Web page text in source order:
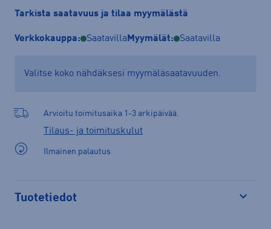
Tarkista saatavuus ja tilaa myymälästä
Verkkokauppa: Saatavilla Myymälät: Saatavilla
Valitse koko nähdäksesi myymäläsaatavuuden.
Arvioitu toimitusaika 1-3 arkipäivää.
Tilaus- ja toimituskulut
Ilmainen palautus
Tuotetiedot